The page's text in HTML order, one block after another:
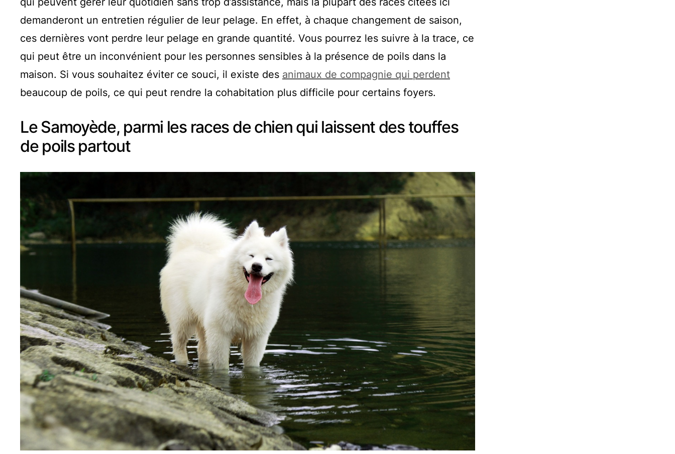
demanderont un entretien régulier de leur pelage. En effet, à chaque changement de saison,
ces dernières vont perdre leur pelage en grande quantité. Vous pourrez les suivre à la trace, ce
qui peut être un inconvénient pour les personnes sensibles à la présence de poils dans la
maison. Si vous souhaitez éviter ce souci, il existe des animaux de compagnie qui perdent
beaucoup de poils, ce qui peut rendre la cohabitation plus difficile pour certains foyers.
Le Samoyède, parmi les races de chien qui laissent des touffes
de poils partout